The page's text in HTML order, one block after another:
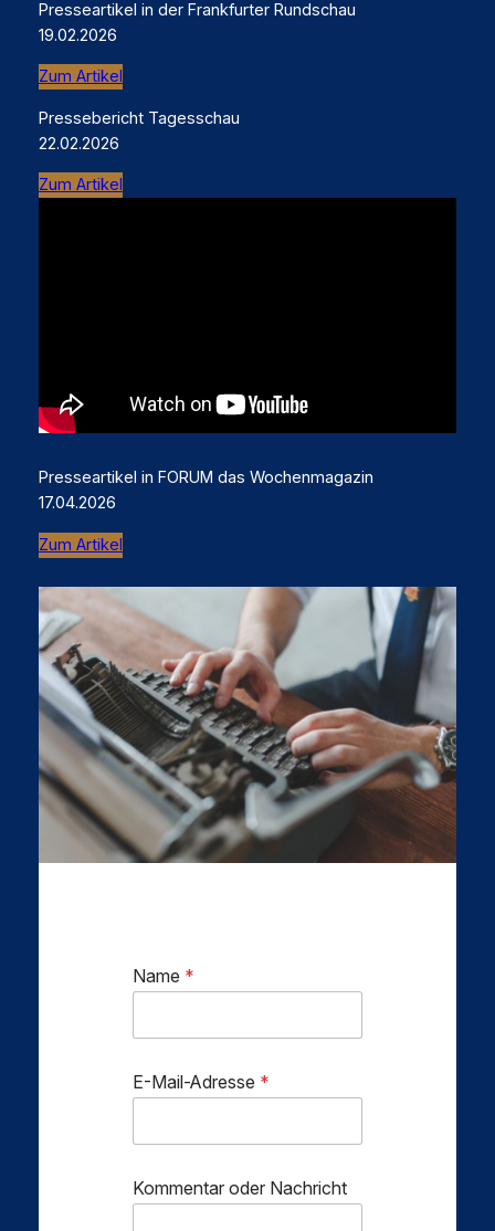
Presseartikel in der Frankfurter Rundschau
19.02.2026
Zum Artikel
Pressebericht Tagesschau
22.02.2026
Zum Artikel
Presseartikel in FORUM das Wochenmagazin
17.04.2026
Zum Artikel
Name *
E-Mail-Adresse *
o
Kommentar oder Nachricht